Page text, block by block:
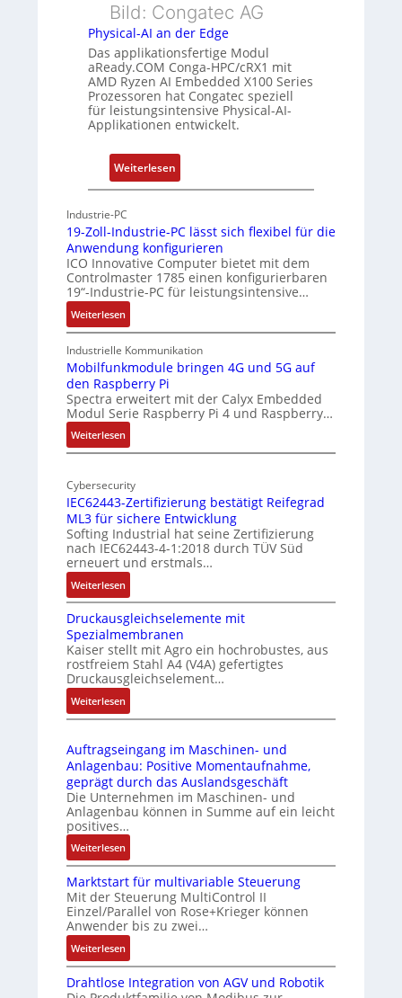
ü
b
e
r
w
a
c
h
n
i
s
t
u
n
g
E
t
h
e
r
c
a
A
c
h
i
t
e
t
u
r
Bild: Congatec AG
Physical-AI an der Edge
Das applikationsfertige Modul
aReady.COM Conga-HPC/cRX1 mit
AMD Ryzen AI Embedded X100 Series
Prozessoren hat Congatec speziell
für leistungsintensive Physical-AI-
Applikationen entwickelt.
Weiterlesen
P
s
i
c
a
-
A
I
a
n
e
d
g
e
Industrie-PC
19-Zoll-Industrie-PC lässt sich flexibel für die
Anwendung konfigurieren
ICO Innovative Computer bietet mit dem
Controlmaster 1785 einen konfigurierbaren
19“-Industrie-PC für leistungsintensive…
Weiterlesen:
1
9
-
Z
o
l
l
-
n
d
u
s
t
r
i
e
-
P
C
l
ä
s
s
s
i
h
e
x
i
b
e
f
ü
Industrielle Kommunikation
Mobilfunkmodule bringen 4G und 5G auf
den Raspberry Pi
Spectra erweitert mit der Calyx Embedded
Modul Serie Raspberry Pi 4 und Raspberry…
Weiterlesen:
M
b
i
l
f
u
n
k
m
o
d
u
l
e
b
r
i
n
e
n
4
u
n
d
5
G
a
u
Cybersecurity
IEC62443-Zertifizierung bestätigt Reifegrad
ML3 für sichere Entwicklung
Softing Industrial hat seine Zertifizierung
nach IEC62443-4-1:2018 durch TÜV Süd
erneuert und erstmals…
Weiterlesen:
I
E
C
6
2
4
4
3
Z
e
r
t
i
e
r
n
g
b
Druckausgleichselemente mit
Spezialmembranen
Kaiser stellt mit Agro ein hochrobustes, aus
rostfreiem Stahl A4 (V4A) gefertigtes
Druckausgleichselement…
Weiterlesen:
D
u
c
k
a
u
s
g
l
e
i
c
h
s
l
Auftragseingang im Maschinen- und
Anlagenbau: Positive Momentaufnahme,
geprägt durch das Auslandsgeschäft
Die Unternehmen im Maschinen- und
Anlagenbau können in Summe auf ein leicht
positives…
Weiterlesen:
A
u
f
t
r
a
g
Marktstart für multivariable Steuerung
Mit der Steuerung MultiControl II
Einzel/Parallel von Rose+Krieger können
Anwender bis zu zwei…
Weiterlesen:
M
a
Drahtlose Integration von AGV und Robotik